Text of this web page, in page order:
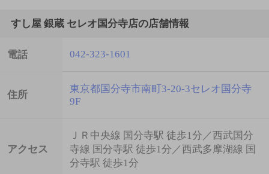
すし屋 銀蔵 セレオ国分寺店の店舗情報
電話 042-323-1601
住所
東京都国分寺市南町3-20-3セレオ国分寺
9F
アクセス
ＪＲ中央線 国分寺駅 徒歩1分／西武国分
寺線 国分寺駅 徒歩1分／西武多摩湖線 国
分寺駅 徒歩1分